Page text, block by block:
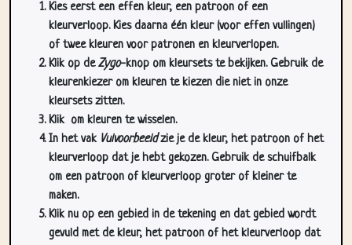
Kies eerst een effen kleur, een patroon of een
kleurverloop. Kies daarna één kleur (voor effen vullingen)
of twee kleuren voor patronen en kleurverlopen.
Klik op deZygo-knop om kleursets te bekijken. Gebruik de
kleurenkiezer om kleuren te kiezen die niet in onze
kleursets zitten.
Klik om kleuren te wisselen.
In het vak Vulvoorbeeldzie je de kleur, het patroon of het
kleurverloop dat je hebt gekozen. Gebruik de schuifbalk
om een patroon of kleurverloop groter of kleiner te
maken.
Klik nu op een gebied in de tekening en dat gebied wordt
gevuld met de kleur, het patroon of het kleurverloop dat